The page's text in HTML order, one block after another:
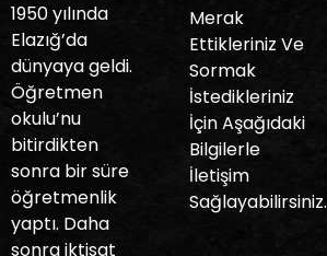
1950 yılında
Elazığ’da
dünyaya geldi.
Öğretmen
okulu’nu
bitirdikten
sonra bir süre
öğretmenlik
yaptı. Daha
sonra iktisat
Merak
Ettikleriniz Ve
Sormak
İstedikleriniz
İçin Aşağıdaki
Bilgilerle
İletişim
Sağlayabilirsiniz.